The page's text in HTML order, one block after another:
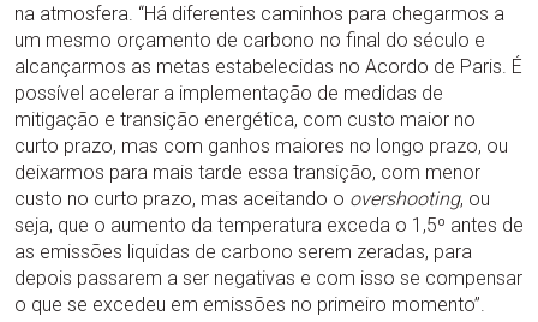
na atmosfera. “Há diferentes caminhos para chegarmos a
um mesmo orçamento de carbono no final do século e
alcançarmos as metas estabelecidas no Acordo de Paris. É
possível acelerar a implementação de medidas de
mitigação e transição energética, com custo maior no
curto prazo, mas com ganhos maiores no longo prazo, ou
deixarmos para mais tarde essa transição, com menor
custo no curto prazo, mas aceitando o overshooting, ou
seja, que o aumento da temperatura exceda o 1,5º antes de
as emissões liquidas de carbono serem zeradas, para
depois passarem a ser negativas e com isso se compensar
o que se excedeu em emissões no primeiro momento”.